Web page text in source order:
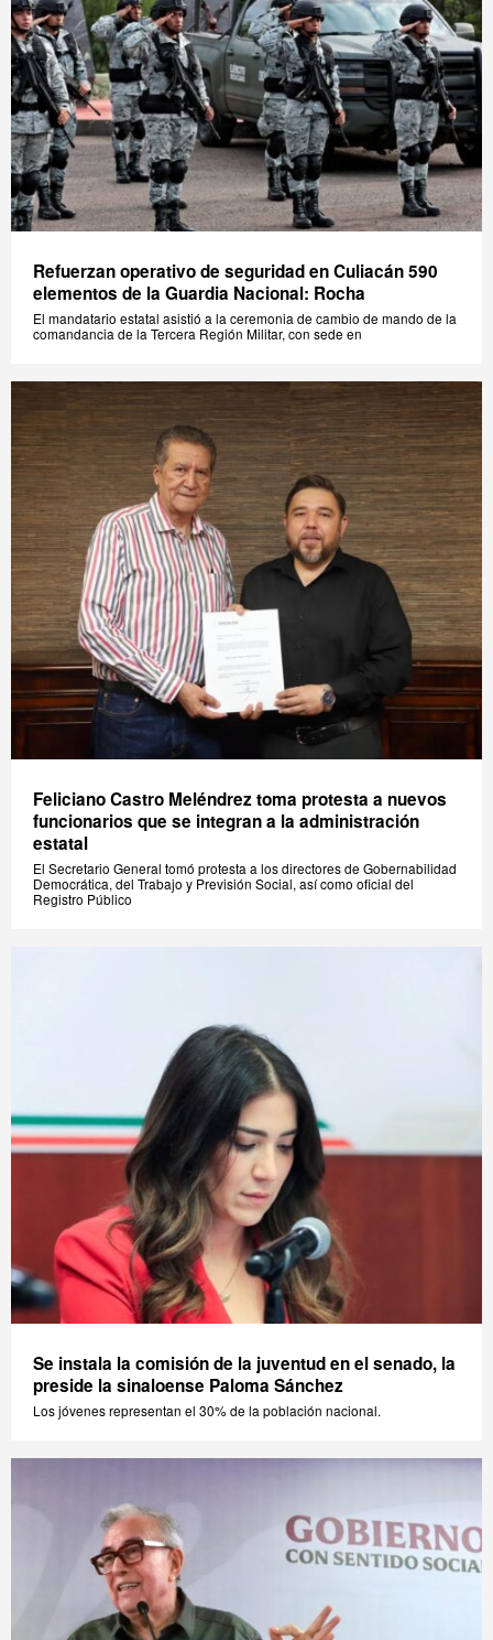
Refuerzan operativo de seguridad en Culiacán 590
elementos de la Guardia Nacional: Rocha
El mandatario estatal asistió a la ceremonia de cambio de mando de la
comandancia de la Tercera Región Militar, con sede en
Feliciano Castro Meléndrez toma protesta a nuevos
funcionarios que se integran a la administración
estatal
El Secretario General tomó protesta a los directores de Gobernabilidad
Democrática, del Trabajo y Previsión Social, así como oficial del
Registro Público
Se instala la comisión de la juventud en el senado, la
preside la sinaloense Paloma Sánchez
Los jóvenes representan el 30% de la población nacional.